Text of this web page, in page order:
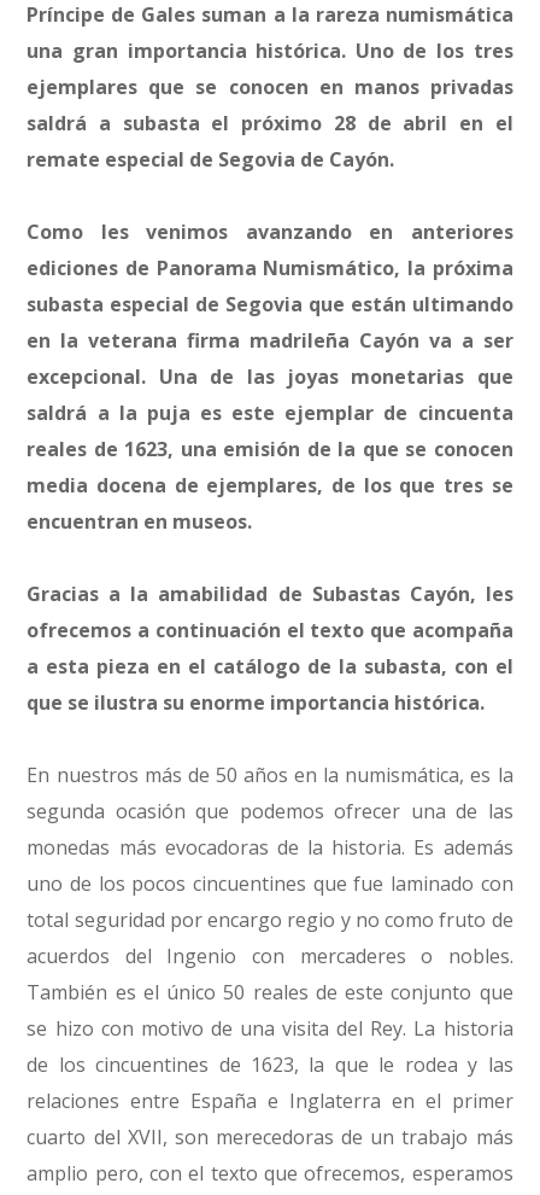
Príncipe de Gales suman a la rareza numismática
una gran importancia histórica. Uno de los tres
ejemplares que se conocen en manos privadas
saldrá a subasta el próximo 28 de abril en el
remate especial de Segovia de Cayón.
Como les venimos avanzando en anteriores
ediciones de Panorama Numismático, la próxima
subasta especial de Segovia que están ultimando
en la veterana firma madrileña Cayón va a ser
excepcional. Una de las joyas monetarias que
saldrá a la puja es este ejemplar de cincuenta
reales de 1623, una emisión de la que se conocen
media docena de ejemplares, de los que tres se
encuentran en museos.
Gracias a la amabilidad de Subastas Cayón, les
ofrecemos a continuación el texto que acompaña
a esta pieza en el catálogo de la subasta, con el
que se ilustra su enorme importancia histórica.
En nuestros más de 50 años en la numismática, es la
segunda ocasión que podemos ofrecer una de las
monedas más evocadoras de la historia. Es además
uno de los pocos cincuentines que fue laminado con
total seguridad por encargo regio y no como fruto de
acuerdos del Ingenio con mercaderes o nobles.
También es el único 50 reales de este conjunto que
se hizo con motivo de una visita del Rey. La historia
de los cincuentines de 1623, la que le rodea y las
relaciones entre España e Inglaterra en el primer
cuarto del XVII, son merecedoras de un trabajo más
amplio pero, con el texto que ofrecemos, esperamos